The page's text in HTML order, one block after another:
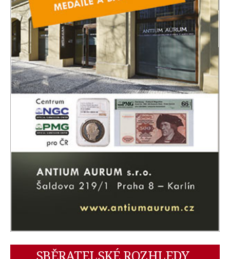
SBĚRATELSKÉ ROZHLEDY